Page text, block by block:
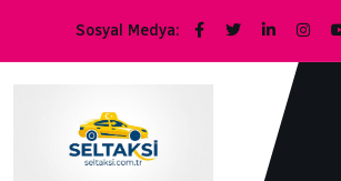
Sosyal Medya: